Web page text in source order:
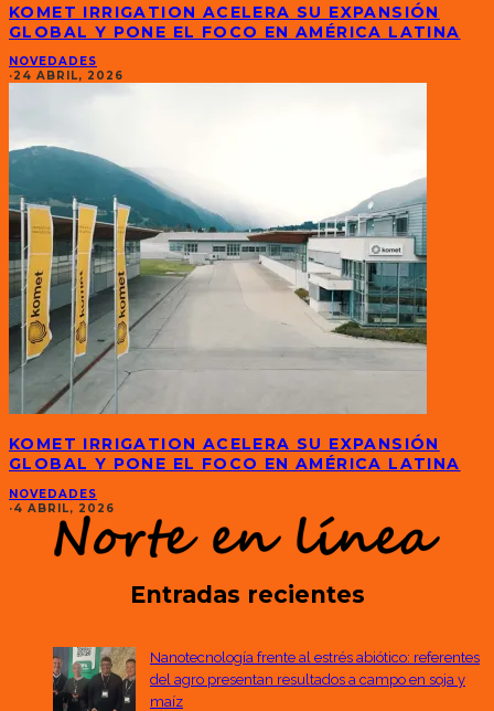
KOMET IRRIGATION ACELERA SU EXPANSIÓN
GLOBAL Y PONE EL FOCO EN AMÉRICA LATINA
NOVEDADES
·24 ABRIL, 2026
KOMET IRRIGATION ACELERA SU EXPANSIÓN
GLOBAL Y PONE EL FOCO EN AMÉRICA LATINA
NOVEDADES
·4 ABRIL, 2026
Entradas recientes
Nanotecnología frente al estrés abiótico: referentes
del agro presentan resultados a campo en soja y
maíz